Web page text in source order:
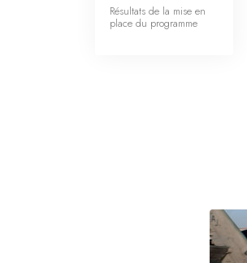
Résultats de la mise en
place du programme